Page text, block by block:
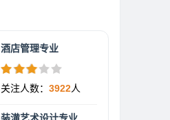
酒店管理专业
关注人数： 3922人